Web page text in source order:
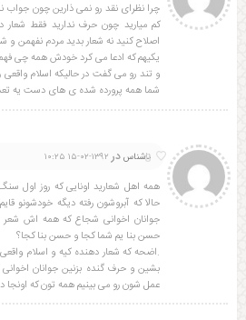
چرا نظرای نقد رو نمی ذارین چون جواب
کم میارید چون حرف ندارید فقط شعار
اصلاح کنید نه شعار بدید مردم نفهمن
یکیهم که ادعا می کرد خودش همه چی
و تند رو می گفت در حالیکه اسلام
شما همه پرورده شده ی های دست یه
8
ناشناس در ۱۳۹۲-۰۲-۱۵ ۱۰:۲۵
همه اهل شعارید اونایی که روز اول
حالا که آبروشون رفته دیگه خودشونو
جوانان اخوانی شجاع که همه اش
حسن بنا یم شما کجا و حسن بنا کجا؟
.اضحه که شعار دهنده کیه و اسلام
بشین و حرف گنده بزنین جوانان
عمل شون رو می بینیم همه تون که اونجا